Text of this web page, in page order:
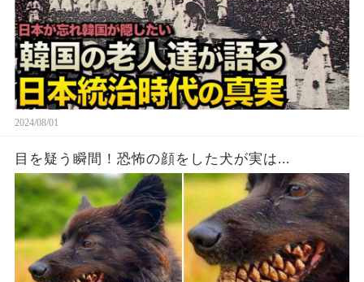
2024/08/01
目を疑う瞬間！恐怖の顔をした犬が実は...